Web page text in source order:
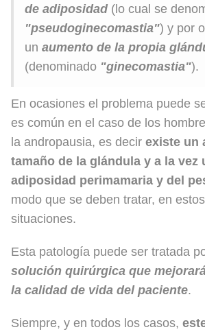
de adiposidad(lo cual se
"pseudoginecomastia") y por
un aumento de la propia
(denominado "ginecomastia").
En ocasiones el problema puede
es común en el caso de los
la andropausia, es decir existe un
tamaño de la glándula y a la vez
adiposidad perimamaria y del
modo que se deben tratar, en
situaciones.
Esta patología puede ser tratada
solución quirúrgica que
la calidad de vida del paciente.
Siempre, y en todos los casos,